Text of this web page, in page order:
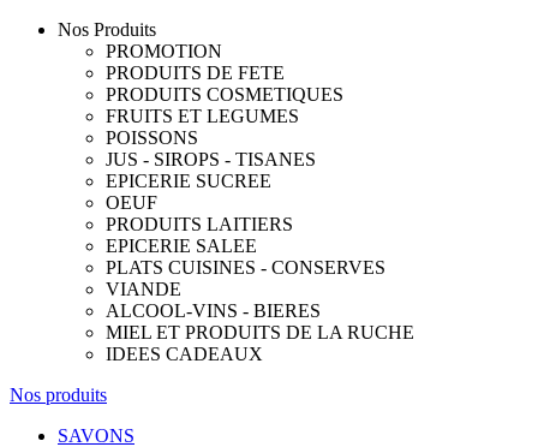
Nos Produits
PROMOTION
PRODUITS DE FETE
PRODUITS COSMETIQUES
FRUITS ET LEGUMES
POISSONS
JUS - SIROPS - TISANES
EPICERIE SUCREE
OEUF
PRODUITS LAITIERS
EPICERIE SALEE
PLATS CUISINES - CONSERVES
VIANDE
ALCOOL-VINS - BIERES
MIEL ET PRODUITS DE LA RUCHE
IDEES CADEAUX
Nos produits
SAVONS